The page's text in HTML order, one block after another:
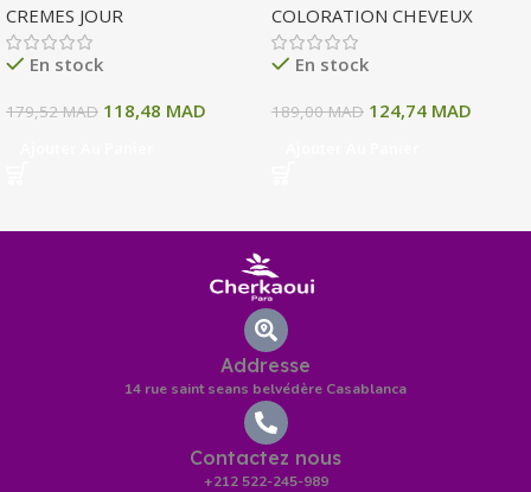
INTENSE 72H 50 ML
CREMES JOUR
En stock
179,52MAD 118,48 MAD
10 A BLOND CLAIR CENDRE
135 ML
COLORATION CHEVEUX
En stock
189,00MAD 124,74 MAD
Addresse
14 rue saint seans belvédère Casablanca
Contactez nous
+212 522-245-989